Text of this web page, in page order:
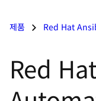
제품 Red Hat
Red